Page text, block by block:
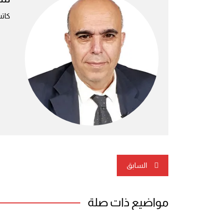
تصفّح
المقالات
السابق
مواضيع ذات صلة